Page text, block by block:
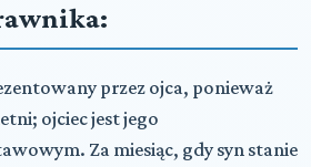
przez ojca, ponieważ
ojciec jest jego
Za miesiąc, gdy syn stanie